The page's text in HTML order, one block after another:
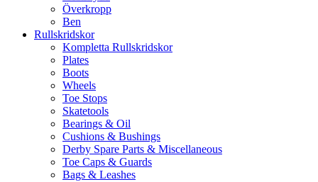
Överkropp
Ben
Rullskridskor
Kompletta Rullskridskor
Plates
Boots
Wheels
Toe Stops
Skatetools
Bearings & Oil
Cushions & Bushings
Derby Spare Parts & Miscellaneous
Toe Caps & Guards
Bags & Leashes